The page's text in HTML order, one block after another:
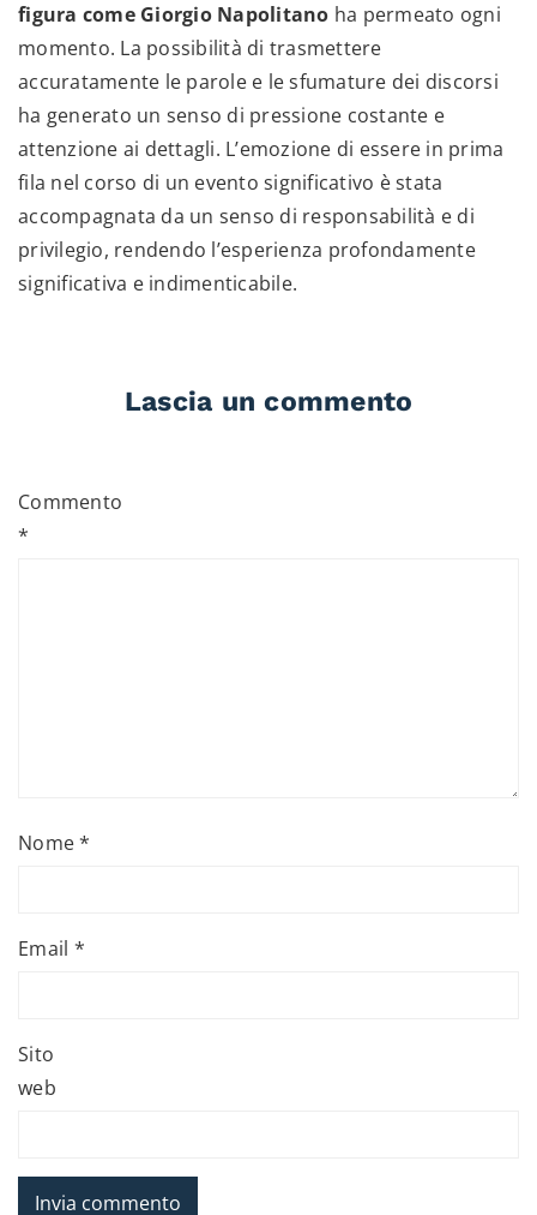
figura come Giorgio Napolitano ha permeato ogni
momento. La possibilità di trasmettere
accuratamente le parole e le sfumature dei discorsi
ha generato un senso di pressione costante e
attenzione ai dettagli. L’emozione di essere in prima
fila nel corso di un evento significativo è stata
accompagnata da un senso di responsabilità e di
privilegio, rendendo l’esperienza profondamente
significativa e indimenticabile.
Lascia un commento
Commento
*
Nome*
Email *
Sito
web